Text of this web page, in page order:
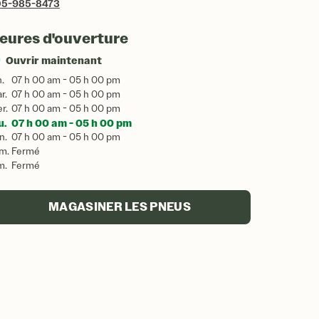
985-8473
d'ouverture
Ouvrir maintenant
07 h 00 am - 05 h 00 pm
07 h 00 am - 05 h 00 pm
07 h 00 am - 05 h 00 pm
07 h 00 am - 05 h 00 pm
07 h 00 am - 05 h 00 pm
Fermé
Fermé
MAGASINER LES PNEUS